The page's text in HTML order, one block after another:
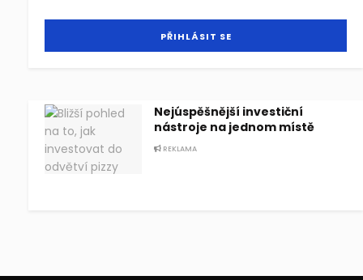
Nejúspěšnější investiční
nástroje na jednom místě
REKLAMA